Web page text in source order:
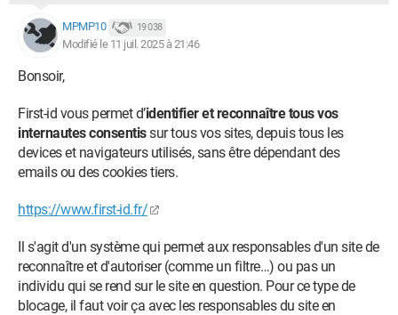
MPMP10 19 038
Modifié le 11 juil. 2025 à 21:46
Bonsoir,
First-id vous permet d’identifier et reconnaître tous vos
internautes consentissur tous vos sites, depuis tous les
devices et navigateurs utilisés, sans être dépendant des
emails ou des cookies tiers.
https://www.first-id.fr/
Il s'agit d'un système qui permet aux responsables d'un site de
reconnaître et d'autoriser (comme un filtre…) ou pas un
individu qui se rend sur le site en question. Pour ce type de
blocage, il faut voir ça avec les responsables du site en